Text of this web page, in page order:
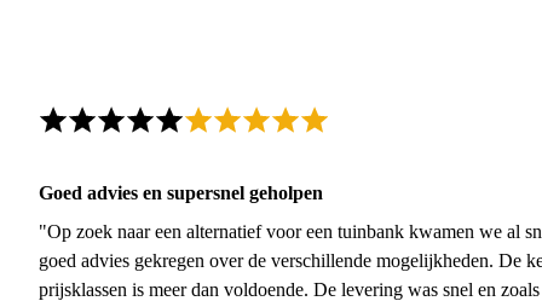
Goed advies en supersnel geholpen
"Op zoek naar een alternatief voor een tuinbank kwamen we al
goed advies gekregen over de verschillende mogelijkheden. De
prijsklassen is meer dan voldoende. De levering was snel en